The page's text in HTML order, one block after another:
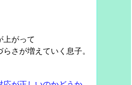
上がって
さが増えていく息子。